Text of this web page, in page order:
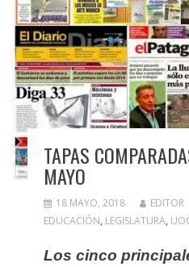
TAPAS
MAYO
18 MAYO, 2018 EDITOR
EDUCACIÓN, LEGISLATURA,
Los cinco